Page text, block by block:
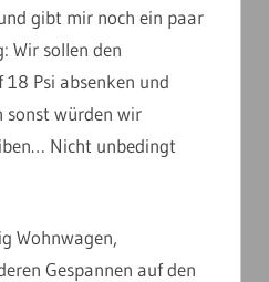
gibt mir noch ein paar
Wir sollen den
Psi absenken und
sonst würden wir
Nicht unbedingt
Wohnwagen,
Gespannen auf den